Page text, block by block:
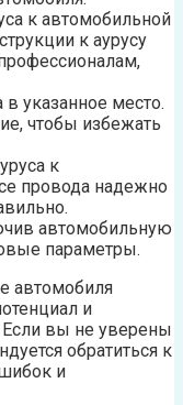
к автомобильной
к аурусу
в указанное место.
чтобы избежать
к
провода надежно
автомобильную
параметры.
автомобиля
и
Если вы не уверены
обратиться к
и